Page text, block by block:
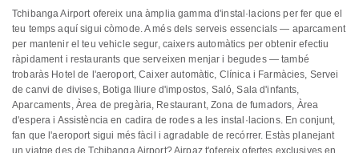
Tchibanga Airport ofereix una àmplia gamma d'instal·lacions per fer que el
teu temps aquí sigui còmode. A més dels serveis essencials — aparcament
per mantenir el teu vehicle segur, caixers automàtics per obtenir efectiu
ràpidament i restaurants que serveixen menjar i begudes — també
trobaràs Hotel de l'aeroport, Caixer automàtic, Clínica i Farmàcies, Servei
de canvi de divises, Botiga lliure d'impostos, Saló, Sala d'infants,
Aparcaments, Àrea de pregària, Restaurant, Zona de fumadors, Àrea
d'espera i Assistència en cadira de rodes a les instal·lacions. En conjunt,
fan que l'aeroport sigui més fàcil i agradable de recórrer. Estàs planejant
un viatge des de Tchibanga Airport? Airpaz t'ofereix ofertes exclusives en